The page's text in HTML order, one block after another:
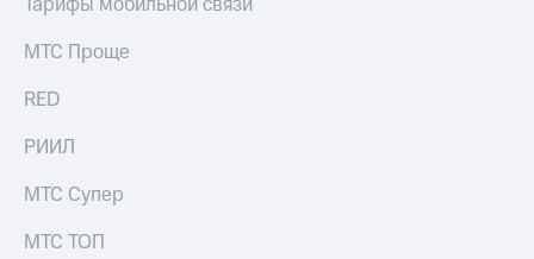
МТС Проще
RED
РИИЛ
МТС Супер
МТС ТОП